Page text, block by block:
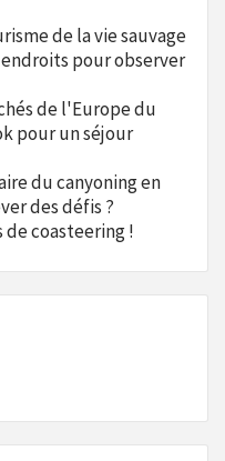
de la vie sauvage
pour observer
de l'Europe du
pour un séjour
du canyoning en
des défis ?
coasteering !